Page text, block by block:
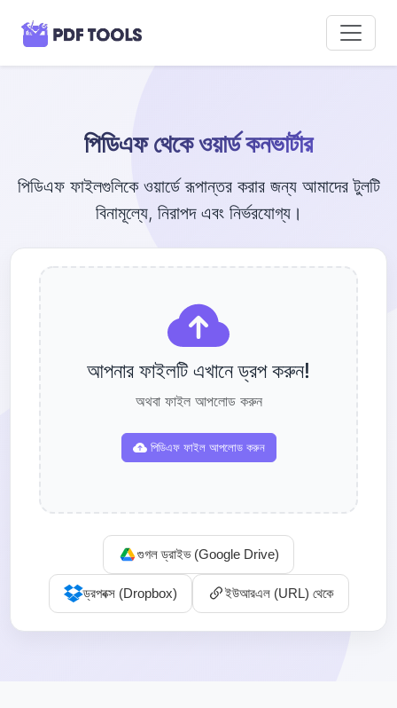
পিডিএফ থেকে ওয়ার্ড কনভার্টার
পিডিএফ ফাইলগুলিকে ওয়ার্ডে রূপান্তর করার জন্য আমাদের টুলটি
বিনামূল্যে, নিরাপদ এবং নির্ভরযোগ্য।
আপনার ফাইলটি এখানে ড্রপ করুন!
অথবা ফাইল আপলোড করুন
পিডিএফ ফাইল আপলোড করুন
গুগল ড্রাইভ (Google Drive)
ড্রপবক্স (Dropbox) ইউআরএল (URL) থেকে